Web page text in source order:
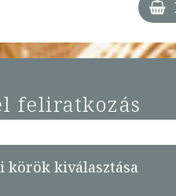
feliratkozás
körök kiválasztása